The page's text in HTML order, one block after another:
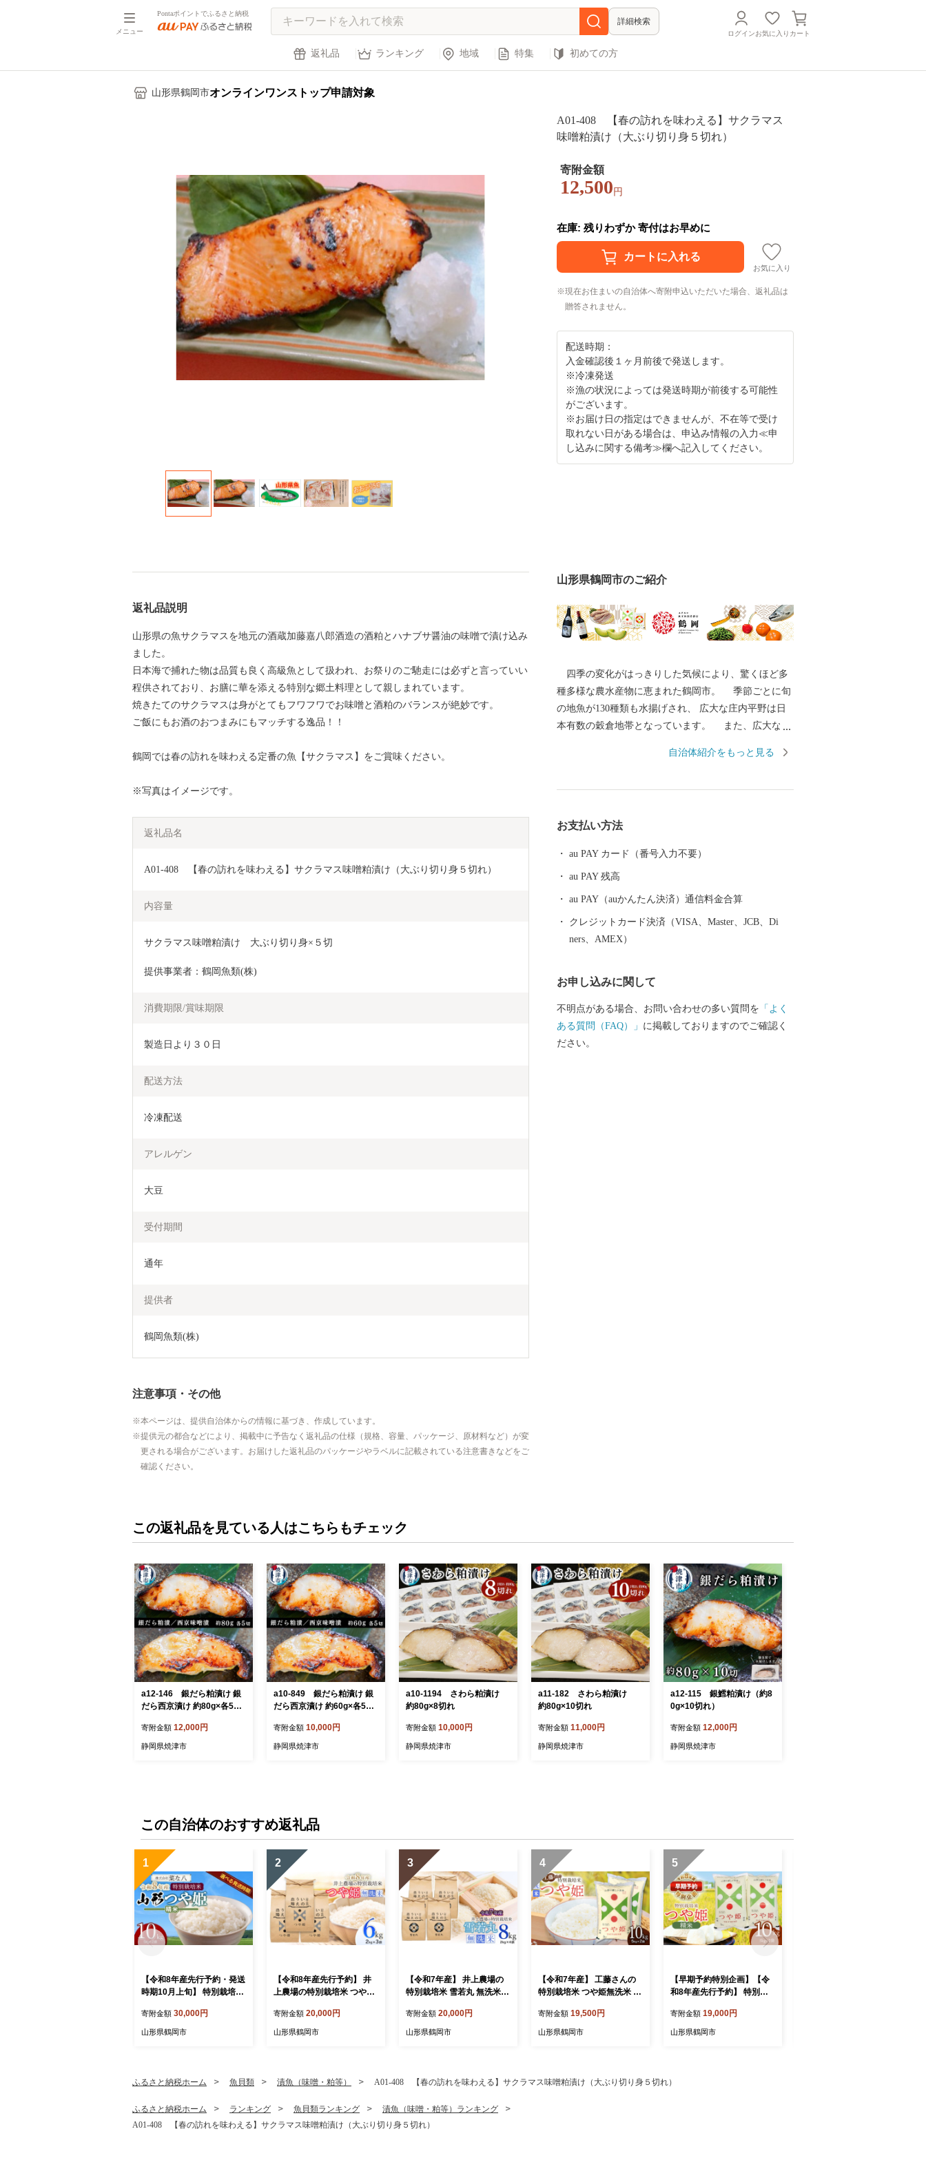
メニュー
Pontaポイントでふるさと納税
詳細検索
ログインお気に入り カート
返礼品 ランキング 地域 特集 初めての方
山形県鶴岡市オンラインワンストップ申請対象
A01-408 【春の訪れを味わえる】サクラマス
味噌粕漬け（大ぶり切り身５切れ）
寄附金額
12,500 円
在庫: 残りわずか 寄付はお早めに
お気に入り
現在お住まいの自治体へ寄附申込いただいた場合、返礼品は
贈答されません。
配送時期：
入金確認後１ヶ月前後で発送します。
※冷凍発送
※漁の状況によっては発送時期が前後する可能性
がございます。
※お届け日の指定はできませんが、不在等で受け
取れない日がある場合は、申込み情報の入力≪申
し込みに関する備考≫欄へ記入してください。
返礼品説明
山形県の魚サクラマスを地元の酒蔵加藤嘉八郎酒造の酒粕とハナブサ醤油の味噌で漬け込み
ました。
日本海で捕れた物は品質も良く高級魚として扱われ、お祭りのご馳走には必ずと言っていい
程供されており、お膳に華を添える特別な郷土料理として親しまれています。
焼きたてのサクラマスは身がとてもフワフワでお味噌と酒粕のバランスが絶妙です。
ご飯にもお酒のおつまみにもマッチする逸品！！
鶴岡では春の訪れを味わえる定番の魚【サクラマス】をご賞味ください。
※写真はイメージです。
返礼品名
A01-408　【春の訪れを味わえる】サクラマス味噌粕漬け（大ぶり切り身５切れ）
内容量
サクラマス味噌粕漬け　大ぶり切り身×５切
提供事業者：鶴岡魚類(株)
消費期限/賞味期限
製造日より３０日
配送方法
冷凍配送
アレルゲン
大豆
受付期間
通年
提供者
鶴岡魚類(株)
注意事項・その他
本ページは、提供自治体からの情報に基づき、作成しています。
提供元の都合などにより、掲載中に予告なく返礼品の仕様（規格、容量、パッケージ、原材料など）が変
更される場合がございます。お届けした返礼品のパッケージやラベルに記載されている注意書きなどをご
確認ください。
山形県鶴岡市のご紹介
四季の変化がはっきりした気候により、驚くほど多
種多様な農水産物に恵まれた鶴岡市。 季節ごとに旬
の地魚が130種類も水揚げされ、 広大な庄内平野は日
本有数の穀倉地帯となっています。 また、広大な土
た。 地域の伝統行事や特色あるまつりは、今もなお
各種お問合せ先について ----------------------------------
7時15分） 電話0235-25-2118（直通） FAX0235-24-90
71 E-mail：furusato@city.tsuruoka.yamagata.jp ●お礼の品
の内容や発送等に関する問い合わせ 株式会社チャンピ
自治体紹介をもっと見る
お支払い方法
au PAY カード（番号入力不要）
au PAY 残高
au PAY（auかんたん決済）通信料金合算
クレジットカード決済（VISA、Master、JCB、Di
ners、AMEX）
お申し込みに関して
不明点がある場合、お問い合わせの多い質問を 「よく
ある質問（FAQ）」 に掲載しておりますのでご確認く
ださい。
この返礼品を見ている人はこちらもチェック
a12-146 銀だら粕漬け 銀
だら西京漬け 約80g×各5切
寄附金額 12,000円
静岡県焼津市
a10-849 銀だら粕漬け 銀
だら西京漬け 約60g×各5切
寄附金額 10,000円
静岡県焼津市
a10-1194 さわら粕漬け
約80g×8切れ
寄附金額 10,000円
静岡県焼津市
a11-182 さわら粕漬け
約80g×10切れ
寄附金額 11,000円
静岡県焼津市
a12-115 銀鱈粕漬け（約8
0g×10切れ）
寄附金額 12,000円
静岡県焼津市
この自治体のおすすめ返礼品
1
【令和8年産先行予約・発送
時期10月上旬】 特別栽培米
2) 山形県鶴岡市産 株式
会社菜な八（鶴岡ファーマ
寄附金額 30,000円
山形県鶴岡市
2
【令和8年産先行予約】 井
上農場の特別栽培米 つや姫
-856 山形県鶴岡市
寄附金額 20,000円
山形県鶴岡市
3
【令和7年産】 井上農場の
特別栽培米 雪若丸 無洗米 8
寄附金額 20,000円
山形県鶴岡市
4
【令和7年産】 工藤さんの
特別栽培米 つや姫無洗米 10
産 株式会社サンエイファー
ム | 米 つや姫 10kg 特別栽
美味しい お弁当 おすすめ
寄附金額 19,500円
山形県鶴岡市
5
【早期予約特別企画】【令
和8年産先行予約】 特別栽
×2袋) 山形県鶴岡産 鶴岡
協同ファーム
寄附金額 19,000円
山形県鶴岡市
ふるさと納税ホーム 魚貝類 漬魚（味噌・粕等） A01-408 【春の訪れを味わえる】サクラマス味噌粕漬け（大ぶり切り身５切れ）
ふるさと納税ホーム ランキング 魚貝類ランキング
漬魚（味噌・粕等）ランキング
A01-408 【春の訪れを味わえる】サクラマス味噌粕漬け（大ぶり切り身５切れ）